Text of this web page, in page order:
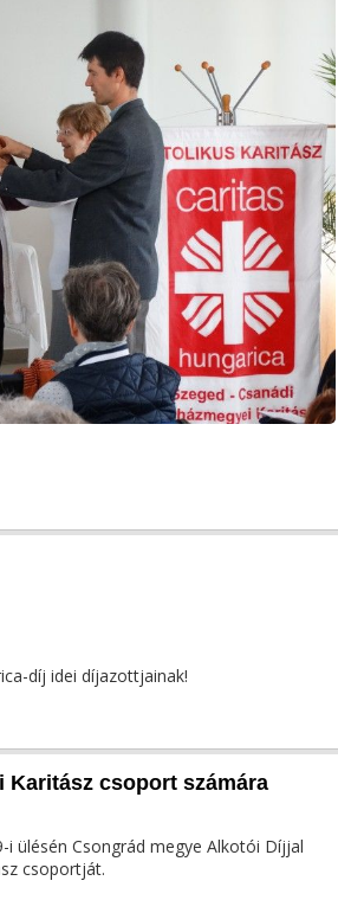
díj idei díjazottjainak!
Karitász csoport számára
ülésén Csongrád megye Alkotói Díjjal
csoportját.